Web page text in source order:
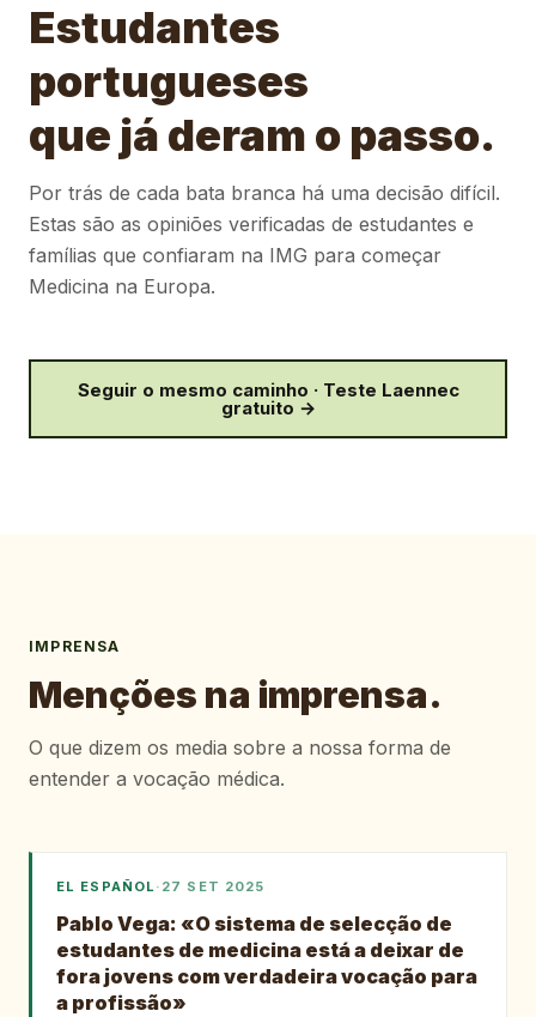
Estudantes
portugueses
que já deram o passo.
Por trás de cada bata branca há uma decisão difícil.
Estas são as opiniões verificadas de estudantes e
famílias que confiaram na IMG para começar
Medicina na Europa.
Seguir o mesmo caminho · Teste Laennec
gratuito →
IMPRENSA
Menções na imprensa.
O que dizem os media sobre a nossa forma de
entender a vocação médica.
EL ESPAÑOL · 27 SET 2025
Pablo Vega: «O sistema de selecção de
estudantes de medicina está a deixar de
fora jovens com verdadeira vocação para
a profissão»